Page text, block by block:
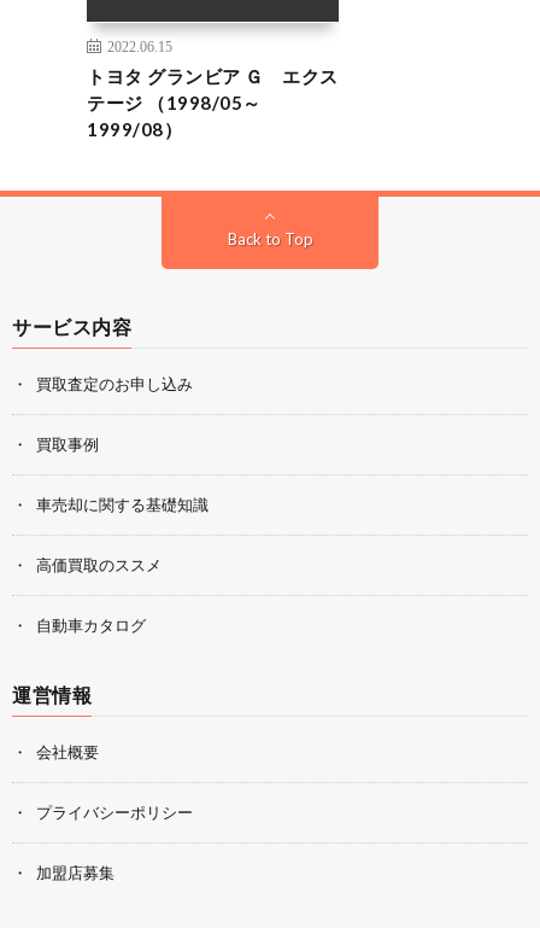
2022.06.15
トヨタ グランビア Ｇ エクス
テージ （1998/05～
1999/08）
Back to Top
サービス内容
買取査定のお申し込み
買取事例
車売却に関する基礎知識
高価買取のススメ
自動車カタログ
運営情報
会社概要
プライバシーポリシー
加盟店募集